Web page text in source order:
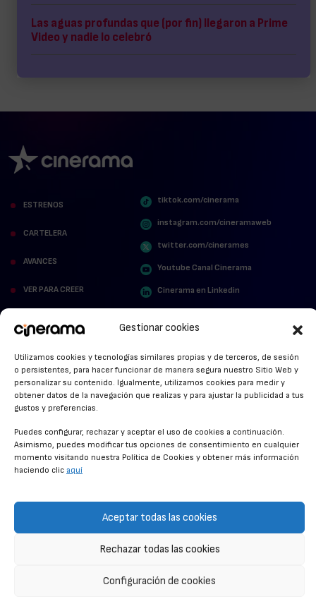
Gestionar cookies
Utilizamos cookies y tecnologías similares propias y de terceros, de sesión
o persistentes, para hacer funcionar de manera segura nuestro Sitio Web y
personalizar su contenido. Igualmente, utilizamos cookies para medir y
obtener datos de la navegación que realizas y para ajustar la publicidad a tus
gustos y preferencias.
Puedes configurar, rechazar y aceptar el uso de cookies a continuación.
Asimismo, puedes modificar tus opciones de consentimiento en cualquier
momento visitando nuestra Política de Cookies y obtener más información
haciendo clic aquí
Aceptar todas las cookies
Rechazar todas las cookies
Configuración de cookies
Las aguas profundas que (por fin) llegaron a Prime
Video y nadie lo celebró
ESTRENOS
CARTELERA
AVANCES
VER PARA CREER
ALFOMBRA ROJA
tiktok.com/cinerama
instagram.com/cineramaweb
twitter.com/cinerames
Youtube Canal Cinerama
Cinerama en Linkedin
CONDICIONES GENERALES
CONTACTO
© CINERAMA 2026